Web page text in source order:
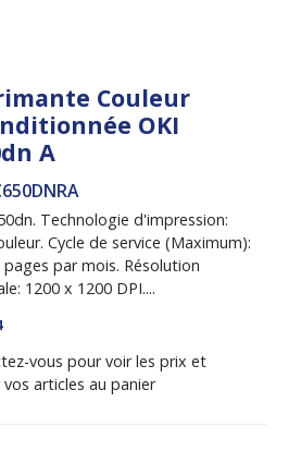
Couleur
OKI
A
Technologie d'impression:
Cycle de service (Maximum):
pages par mois. Résolution
1200 x 1200 DPI....
vous pour voir les prix et
articles au panier